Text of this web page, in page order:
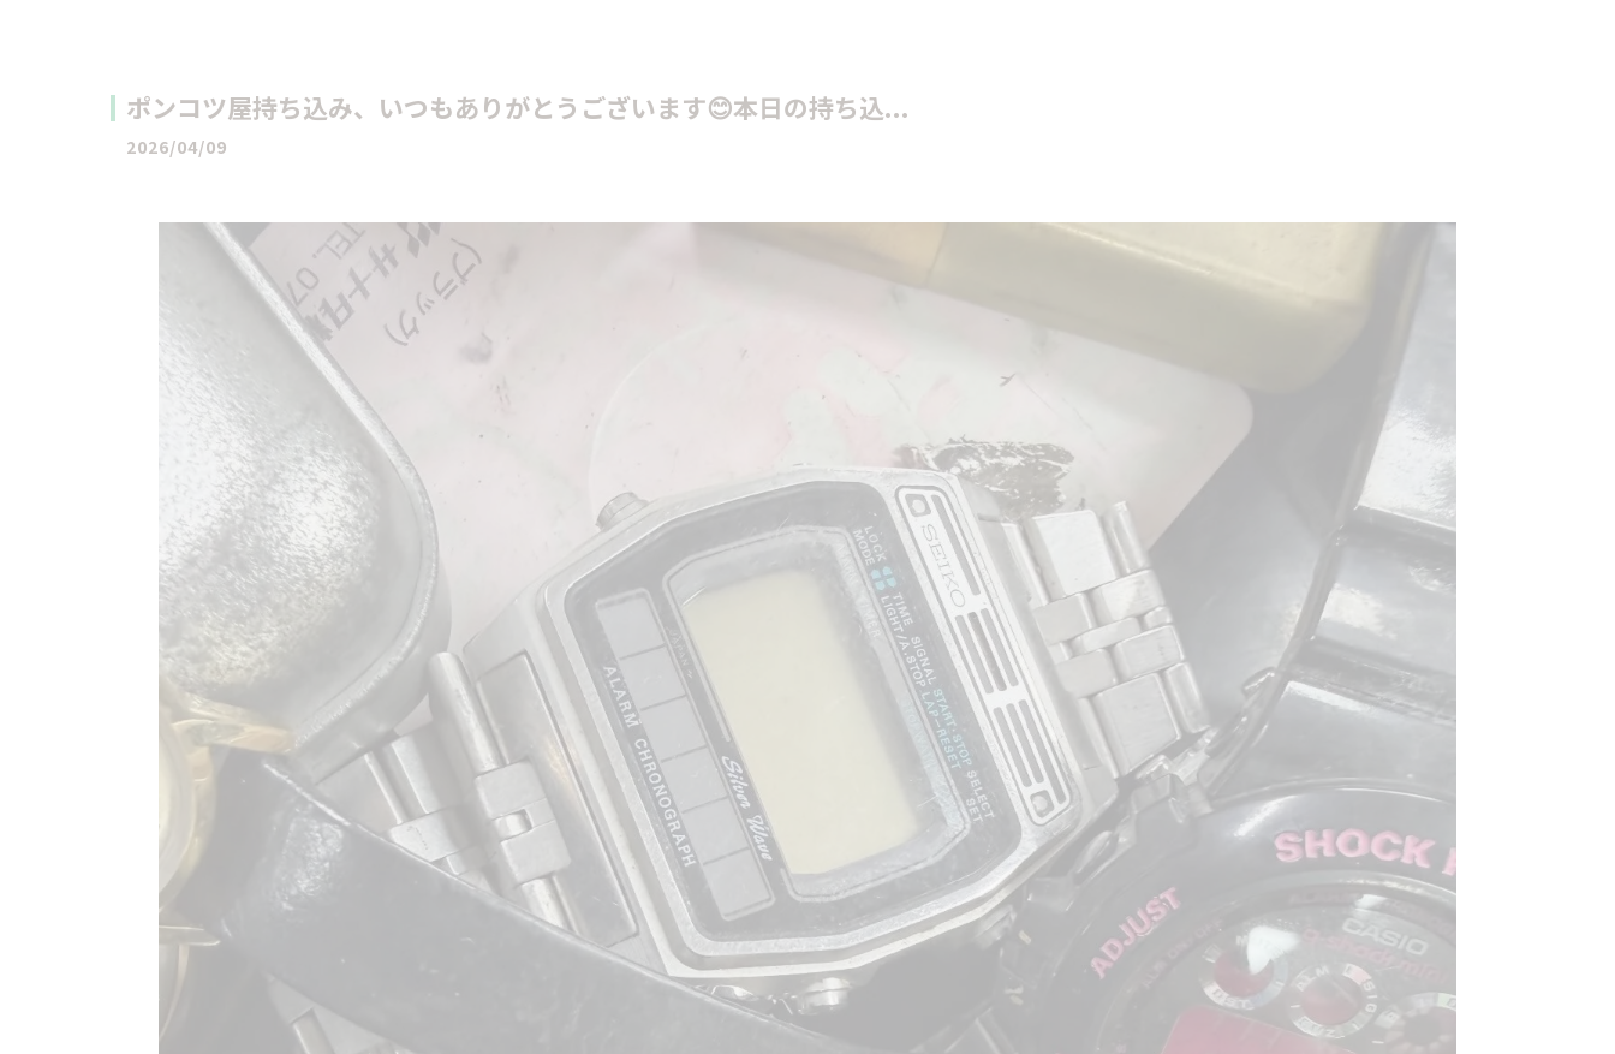
ポンコツ屋持ち込み、いつもありがとうございます😊本日の持ち込...
2026/04/09